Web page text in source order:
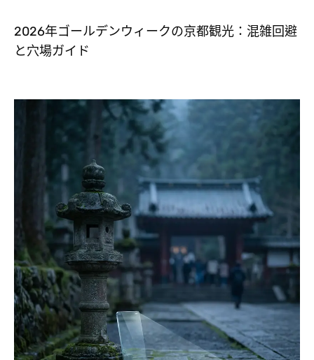
2026年ゴールデンウィークの京都観光：混雑回避
と穴場ガイド